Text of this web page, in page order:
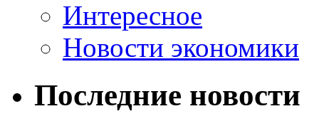
Интересное
Новости экономики
Последние новости